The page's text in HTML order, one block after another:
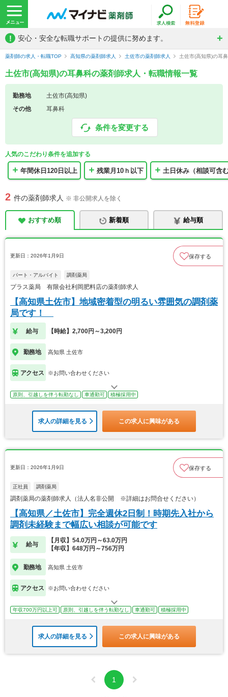
! 安心・安全な転職サポートの提供に努めます。
薬剤師の求人・転職TOP 高知県の薬剤師求人 土佐市の薬剤師求人 土佐市(高知県)の耳
土佐市(高知県)の耳鼻科の薬剤師求人・転職情報一覧
勤務地
土佐市(高知県)
その他
耳鼻科
条件を変更する
人気のこだわり条件を追加する
年間休日120日以上 残業月10ｈ以下 土日休み（相談可含
2 件の薬剤師求人 ※ 非公開求人を除く
おすすめ順 新着順 給与順
更新日：2026年1月9日 保存する
パート・アルバイト 調剤薬局
プラス薬局 有限会社利岡肥料店の薬剤師求人
【高知県土佐市】地域密着型の明るい雰囲気の調剤薬
局です！
給与 【時給】2,700円～3,200円
勤務地 高知県 土佐市
アクセス ※お問い合わせください
原則、引越しを伴う転勤なし 車通勤可 積極採用中
求人の詳細を見る この求人に興味がある
更新日：2026年1月9日 保存する
正社員 調剤薬局
調剤薬局の薬剤師求人（法人名非公開 ※詳細はお問合せください）
【高知県／土佐市】完全週休2日制！時期先入社から
調剤未経験まで幅広い相談が可能です
給与
【月収】54.0万円～63.0万円
【年収】648万円～756万円
勤務地 高知県 土佐市
アクセス ※お問い合わせください
年収700万円以上可 原則、引越しを伴う転勤なし 車通勤可 積極採用中
求人の詳細を見る この求人に興味がある
1